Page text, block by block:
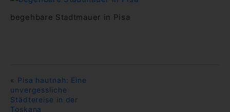
begehbare Stadtmauer in Pisa
« Pisa hautnah: Eine
unvergessliche
Städtereise in der
Toskana